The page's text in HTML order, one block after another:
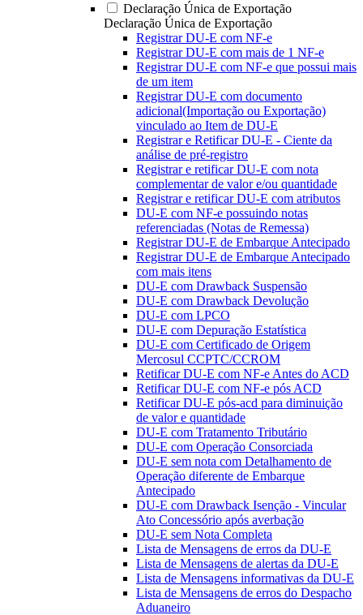
Declaração Única de Exportação
Declaração Única de Exportação
Registrar DU-E com NF-e
Registrar DU-E com mais de 1 NF-e
Registrar DU-E com NF-e que possui mais
de um item
Registrar DU-E com documento
adicional(Importação ou Exportação)
vinculado ao Item de DU-E
Registrar e Retificar DU-E - Ciente da
análise de pré-registro
Registrar e retificar DU-E com nota
complementar de valor e/ou quantidade
Registrar e retificar DU-E com atributos
DU-E com NF-e possuindo notas
referenciadas (Notas de Remessa)
Registrar DU-E de Embarque Antecipado
Registrar DU-E de Embarque Antecipado
com mais itens
DU-E com Drawback Suspensão
DU-E com Drawback Devolução
DU-E com LPCO
DU-E com Depuração Estatística
DU-E com Certificado de Origem
Mercosul CCPTC/CCROM
Retificar DU-E com NF-e Antes do ACD
Retificar DU-E com NF-e pós ACD
Retificar DU-E pós-acd para diminuição
de valor e quantidade
DU-E com Tratamento Tributário
DU-E com Operação Consorciada
DU-E sem nota com Detalhamento de
Operação diferente de Embarque
Antecipado
DU-E com Drawback Isenção - Vincular
Ato Concessório após averbação
DU-E sem Nota Completa
Lista de Mensagens de erros da DU-E
Lista de Mensagens de alertas da DU-E
Lista de Mensagens informativas da DU-E
Lista de Mensagens de erros do Despacho
Aduaneiro